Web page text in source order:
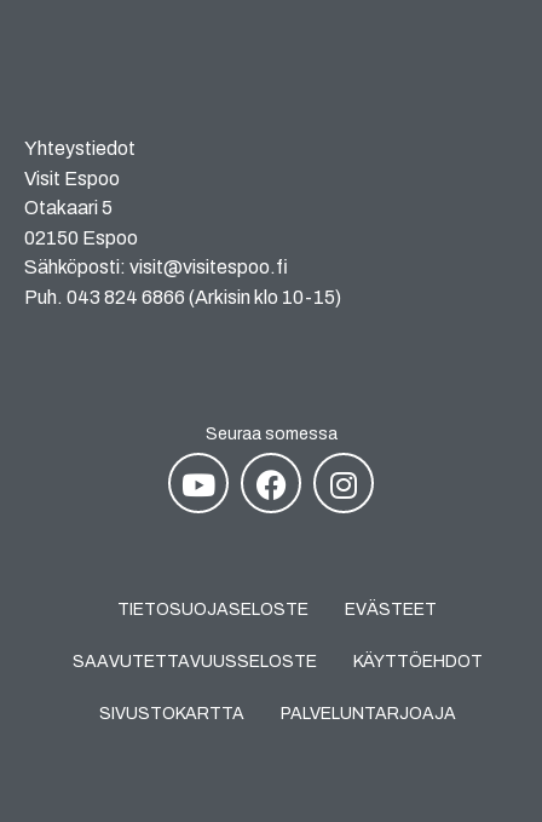
Yhteystiedot
Visit Espoo
Otakaari 5
02150 Espoo
Sähköposti: visit@visitespoo.fi
Puh. 043 824 6866 (Arkisin klo 10-15)
Seuraa somessa
TIETOSUOJASELOSTE EVÄSTEET
SAAVUTETTAVUUSSELOSTE KÄYTTÖEHDOT
SIVUSTOKARTTA PALVELUNTARJOAJA